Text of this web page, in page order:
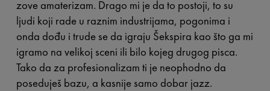
zove amaterizam. Drago mi je da to postoji, to su
ljudi koji rade u raznim industrijama, pogonima i
onda dođu i trude se da igraju Šekspira kao što ga mi
igramo na velikoj sceni ili bilo kojeg drugog pisca.
Tako da za profesionalizam ti je neophodno da
poseduješ bazu, a kasnije samo dobar jazz.